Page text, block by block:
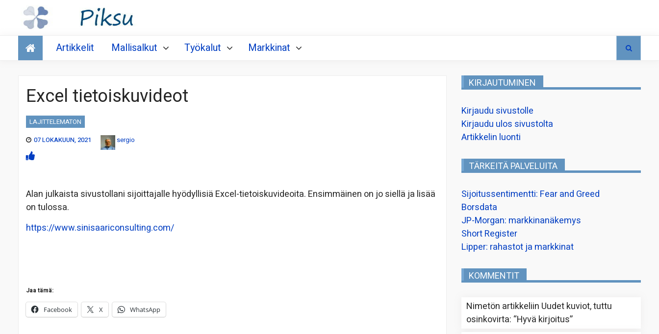
Talous
Artikkelit Mallisalkut Työkalut Markkinat
Excel tietoiskuvideot
LAJITTELEMATON
07 LOKAKUUN, 2021
sergio
Alan julkaista sivustollani sijoittajalle hyödyllisiä Excel-tietoiskuvideoita. Ensimmäinen on jo siellä ja lisää
on tulossa.
https://www.sinisaariconsulting.com/
Jaa tämä:
Facebook X WhatsApp
KIRJAUTUMINEN
Kirjaudu sivustolle
Kirjaudu ulos sivustolta
Artikkelin luonti
TÄRKEITÄ PALVELUITA
Sijoitussentimentti: Fear and Greed
Borsdata
JP-Morgan: markkinanäkemys
Short Register
Lipper: rahastot ja markkinat
KOMMENTIT
Nimetön artikkeliin Uudet kuviot, tuttu
osinkovirta: “Hyvä kirjoitus”